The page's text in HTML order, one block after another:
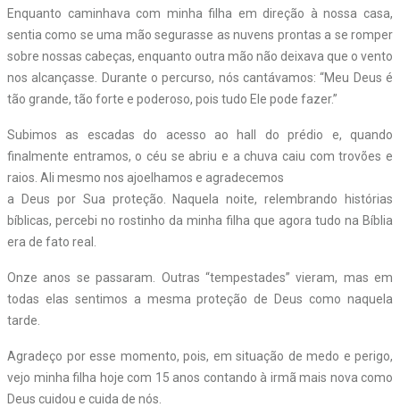
Enquanto caminhava com minha filha em direção à nossa casa,
sentia como se uma mão segurasse as nuvens prontas a se romper
sobre nossas cabeças, enquanto outra mão não deixava que o vento
nos alcançasse. Durante o percurso, nós cantávamos: “Meu Deus é
tão grande, tão forte e poderoso, pois tudo Ele pode fazer.”
Subimos as escadas do acesso ao hall do prédio e, quando
finalmente entramos, o céu se abriu e a chuva caiu com trovões e
raios. Ali mesmo nos ajoelhamos e agradecemos
a Deus por Sua proteção. Naquela noite, relembrando histórias
bíblicas, percebi no rostinho da minha filha que agora tudo na Bíblia
era de fato real.
Onze anos se passaram. Outras “tempestades” vieram, mas em
todas elas sentimos a mesma proteção de Deus como naquela
tarde.
Agradeço por esse momento, pois, em situação de medo e perigo,
vejo minha filha hoje com 15 anos contando à irmã mais nova como
Deus cuidou e cuida de nós.